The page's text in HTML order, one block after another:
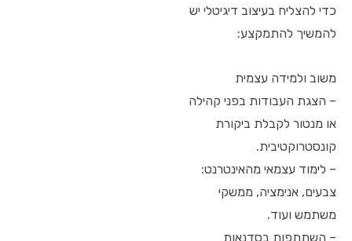
כדי להצליח בעיצוב דיגיטלי יש
להמשיך להתמקצע:
משוב ולמידה עצמית
– הצגת העבודות בפני קהילה
או מנטור לקבלת ביקורת
קונסטרוקטיבית.
– לימוד עצמאי מהאינטרנט:
צבעים, אנימציה, ממשקי
משתמש ועוד.
– השתתפות בסדנאות